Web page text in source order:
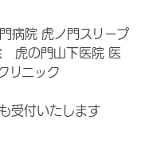
病院 虎ノ門スリープ
虎の門山下医院 医
リニック
受付いたします